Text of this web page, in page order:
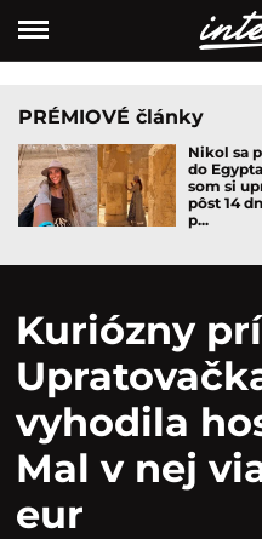
PRÉMIOVÉ články
Nikol sa
do
som si
pôst 14
p...
Kuriózny
vyhodila
Mal v nej
eur